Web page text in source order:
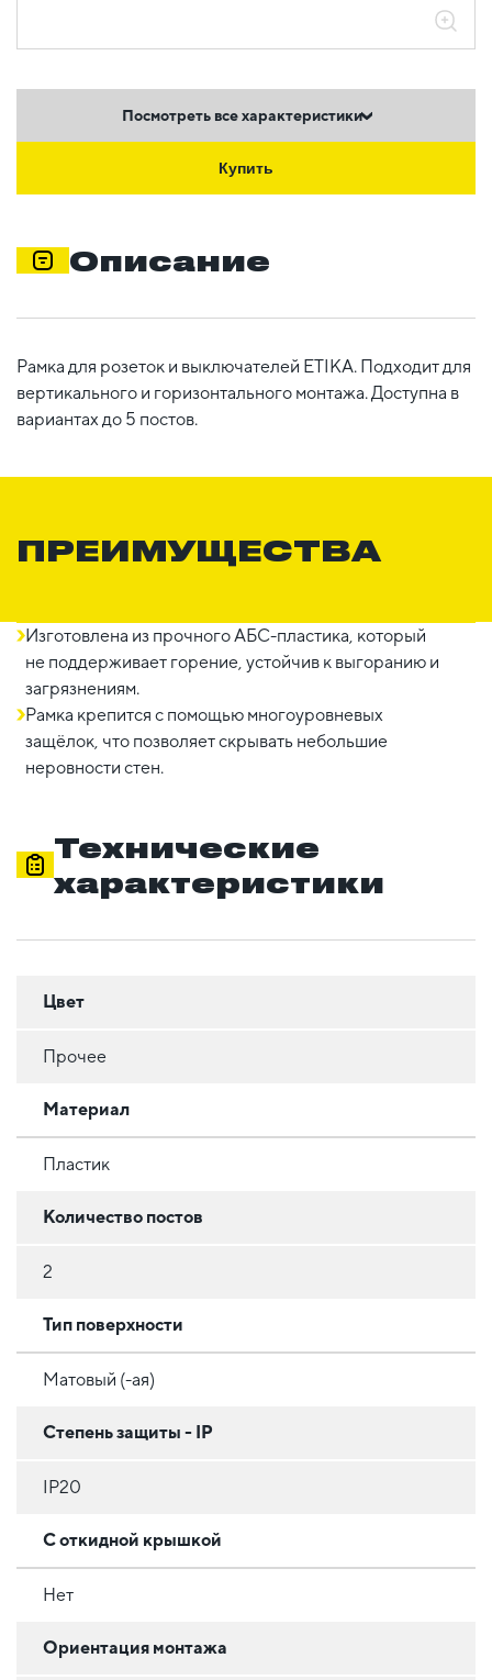
Посмотреть все характеристики
Купить
Описание
Рамка для розеток и выключателей ETIKA. Подходит для
вертикального и горизонтального монтажа. Доступна в
вариантах до 5 постов.
ПРЕИМУЩЕСТВА
Изготовлена из прочного АБС-пластика, который
не поддерживает горение, устойчив к выгоранию и
загрязнениям.
Рамка крепится с помощью многоуровневых
защёлок, что позволяет скрывать небольшие
неровности стен.
Технические
характеристики
Цвет
Прочее
Материал
Пластик
Количество постов
2
Тип поверхности
Матовый (-ая)
Степень защиты - IP
IP20
С откидной крышкой
Нет
Ориентация монтажа